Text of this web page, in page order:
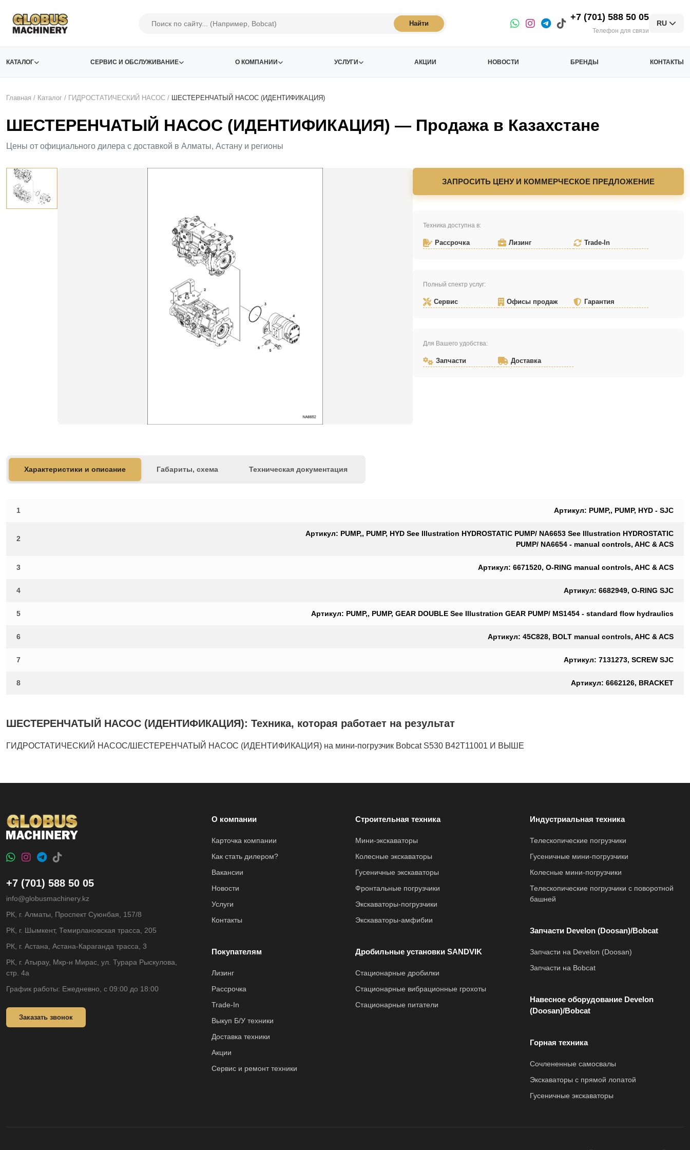
Найти
+7 (701) 588 50 05
Телефон для связи
RU
КАТАЛОГ СЕРВИС И ОБСЛУЖИВАНИЕ О КОМПАНИИ УСЛУГИ АКЦИИ НОВОСТИ БРЕНДЫ КОНТАКТЫ
Главная / Каталог / ГИДРОСТАТИЧЕСКИЙ НАСОС / ШЕСТЕРЕНЧАТЫЙ НАСОС (ИДЕНТИФИКАЦИЯ)
ШЕСТЕРЕНЧАТЫЙ НАСОС (ИДЕНТИФИКАЦИЯ) — Продажа в Казахстане
Цены от официального дилера с доставкой в Алматы, Астану и регионы
ЗАПРОСИТЬ ЦЕНУ И КОММЕРЧЕСКОЕ ПРЕДЛОЖЕНИЕ
Техника доступна в:
Рассрочка Лизинг Trade-In
Полный спектр услуг:
Сервис Офисы продаж Гарантия
Для Вашего удобства:
Запчасти Доставка
Характеристики и описание Габариты, схема Техническая документация
1 Артикул: PUMP,, PUMP, HYD - SJC
2
Артикул: PUMP,, PUMP, HYD See Illustration HYDROSTATIC PUMP/ NA6653 See Illustration HYDROSTATIC
PUMP/ NA6654 - manual controls, AHC & ACS
3 Артикул: 6671520, O-RING manual controls, AHC & ACS
4 Артикул: 6682949, O-RING SJC
5 Артикул: PUMP,, PUMP, GEAR DOUBLE See Illustration GEAR PUMP/ MS1454 - standard flow hydraulics
6 Артикул: 45C828, BOLT manual controls, AHC & ACS
7 Артикул: 7131273, SCREW SJC
8 Артикул: 6662126, BRACKET
ШЕСТЕРЕНЧАТЫЙ НАСОС (ИДЕНТИФИКАЦИЯ): Техника, которая работает на результат
ГИДРОСТАТИЧЕСКИЙ НАСОС/ШЕСТЕРЕНЧАТЫЙ НАСОС (ИДЕНТИФИКАЦИЯ) на мини-погрузчик Bobcat S530 B42T11001 И ВЫШЕ
+7 (701) 588 50 05
info@globusmachinery.kz
РК, г. Алматы, Проспект Суюнбая, 157/8
РК, г. Шымкент, Темирлановская трасса, 205
РК, г. Астана, Астана-Караганда трасса, 3
РК, г. Атырау, Мкр-н Мирас, ул. Турара Рыскулова,
стр. 4а
График работы: Ежедневно, с 09:00 до 18:00
Заказать звонок
О компании
Карточка компании
Как стать дилером?
Вакансии
Новости
Услуги
Контакты
Покупателям
Лизинг
Рассрочка
Trade-In
Выкуп Б/У техники
Доставка техники
Акции
Сервис и ремонт техники
Строительная техника
Мини-экскаваторы
Колесные экскаваторы
Гусеничные экскаваторы
Фронтальные погрузчики
Экскаваторы-погрузчики
Экскаваторы-амфибии
Дробильные установки SANDVIK
Стационарные дробилки
Стационарные вибрационные грохоты
Стационарные питатели
Индустриальная техника
Телескопические погрузчики
Гусеничные мини-погрузчики
Колесные мини-погрузчики
Телескопические погрузчики с поворотной
башней
Запчасти Develon (Doosan)/Bobcat
Запчасти на Develon (Doosan)
Запчасти на Bobcat
Навесное оборудование Develon
(Doosan)/Bobcat
Горная техника
Сочлененные самосвалы
Экскаваторы с прямой лопатой
Гусеничные экскаваторы